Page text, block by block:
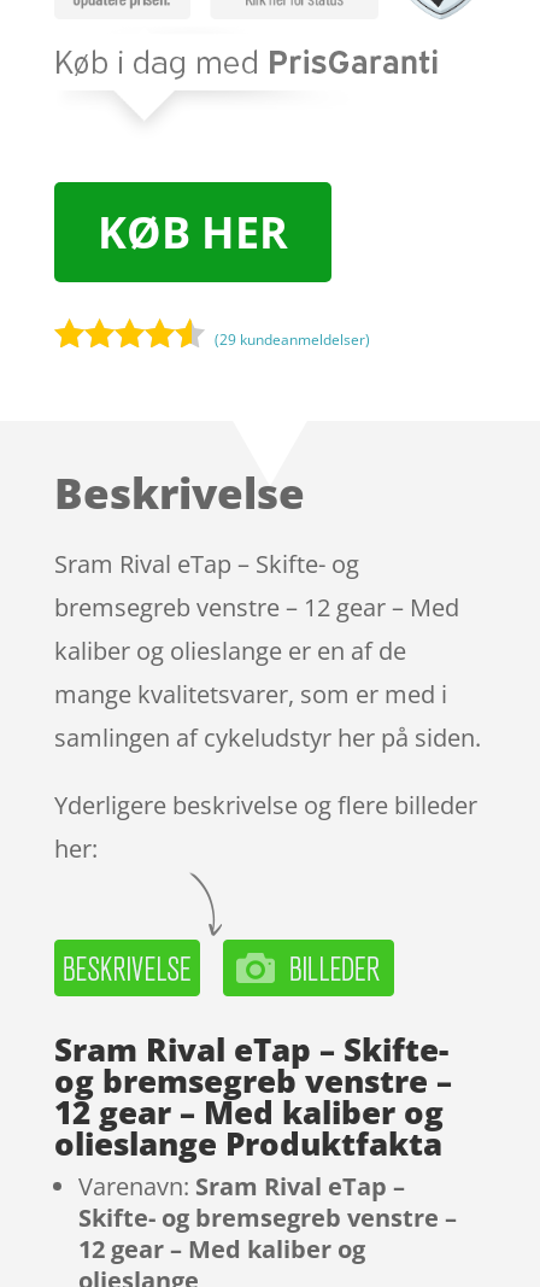
KØB HER
på
mmelser
(29 kundeanmeldelser)
Beskrivelse
Sram Rival eTap – Skifte- og
bremsegreb venstre – 12 gear – Med
kaliber og olieslange er en af de
mange kvalitetsvarer, som er med i
samlingen af cykeludstyr her på siden.
Yderligere beskrivelse og flere billeder
her:
Sram Rival eTap – Skifte-
og bremsegreb venstre –
12 gear – Med kaliber og
olieslange Produktfakta
Varenavn: Sram Rival eTap –
Skifte- og bremsegreb venstre –
12 gear – Med kaliber og
olieslange